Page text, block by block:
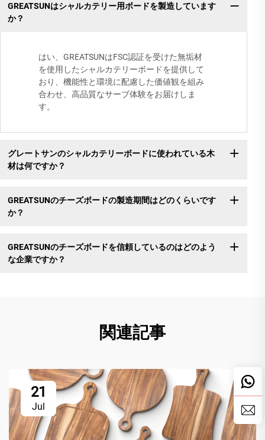
GREATSUNはシャルカテリー用ボードを製造しています
か？
はい、GREATSUNはFSC認証を受けた無垢材
を使用したシャルカテリーボードを提供して
おり、機能性と環境に配慮した価値観を組み
合わせ、高品質なサーブ体験をお届けしま
す。
グレートサンのシャルカテリーボードに使われている木
材は何ですか？
GREATSUNのチーズボードの製造期間はどのくらいです
か？
GREATSUNのチーズボードを信頼しているのはどのよう
な企業ですか？
関連記事
21
Jul